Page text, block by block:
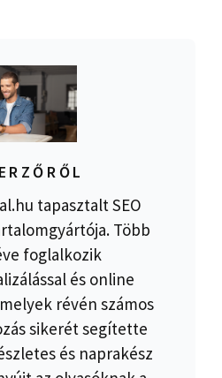
tapasztalt SEO
Több
foglalkozik
és online
révén számos
sikerét segítette
és naprakész